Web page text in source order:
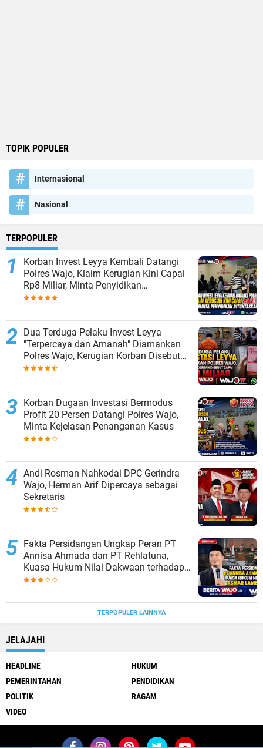
TOPIK POPULER
Internasional
Nasional
TERPOPULER
Korban Invest Leyya Kembali Datangi
Polres Wajo, Klaim Kerugian Kini Capai
Rp8 Miliar, Minta Penyidikan
Dituntaskan
Dua Terduga Pelaku Invest Leyya
"Terpercaya dan Amanah" Diamankan
Polres Wajo, Kerugian Korban Disebut
Capai Rp8 Miliar
Korban Dugaan Investasi Bermodus
Profit 20 Persen Datangi Polres Wajo,
Minta Kejelasan Penanganan Kasus
Andi Rosman Nahkodai DPC Gerindra
Wajo, Herman Arif Dipercaya sebagai
Sekretaris
Fakta Persidangan Ungkap Peran PT
Annisa Ahmada dan PT Rehlatuna,
Kuasa Hukum Nilai Dakwaan terhadap
Asmar Lambo Tidak Berdasar
TERPOPULER LAINNYA
JELAJAHI
HEADLINE
HUKUM
PEMERINTAHAN
PENDIDIKAN
POLITIK
RAGAM
VIDEO